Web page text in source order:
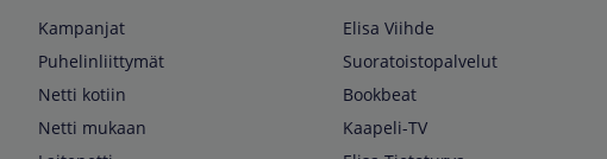
Kampanjat
Puhelinliittymät
Netti kotiin
Netti mukaan
Elisa Viihde
Suoratoistopalvelut
Bookbeat
Kaapeli-TV